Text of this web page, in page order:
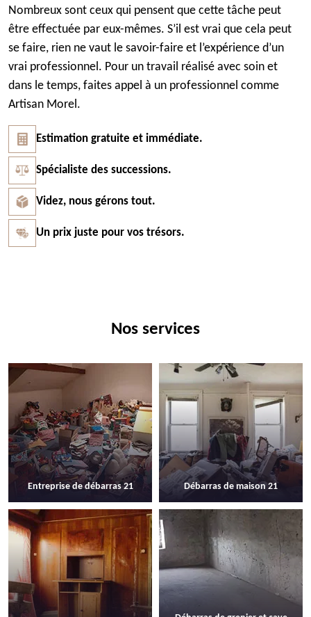
Nombreux sont ceux qui pensent que cette tâche peut
être effectuée par eux-mêmes. S’il est vrai que cela peut
se faire, rien ne vaut le savoir-faire et l’expérience d’un
vrai professionnel. Pour un travail réalisé avec soin et
dans le temps, faites appel à un professionnel comme
Artisan Morel.
Estimation gratuite et immédiate.
Spécialiste des successions.
Videz, nous gérons tout.
Un prix juste pour vos trésors.
Nos services
Entreprise de débarras 21 Débarras de maison 21